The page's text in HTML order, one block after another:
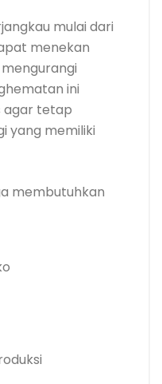
mulai dari
menekan
ini
agar tetap
yang memiliki
membutuhkan